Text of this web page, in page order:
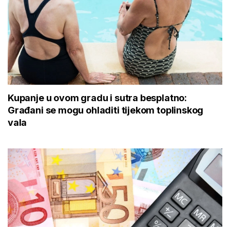
Kupanje u ovom gradu i sutra besplatno:
Građani se mogu ohladiti tijekom toplinskog
vala